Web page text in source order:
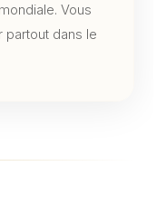
Vous
partout dans le